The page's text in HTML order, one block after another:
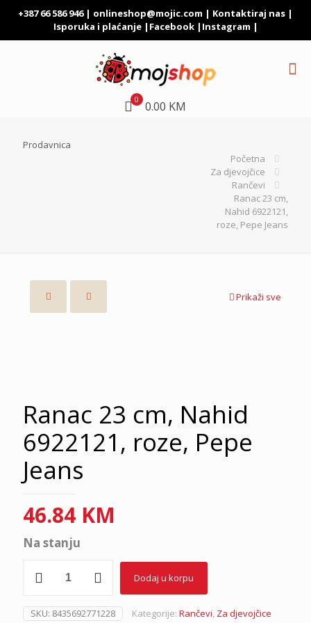
+387 66 586 946 | onlineshop@mojic.com | Kontaktiraj nas |
Isporuka i plaćanje| Facebook| Instagram |
0 0.00 KM
Prodavnica
Početna
Za djevojčice
Rančevi
Ranac 23 cm,
Nahid 6922121,
roze, Pepe Jeans
Prikaži sve
Ranac 23 cm, Nahid
6922121, roze, Pepe
Jeans
46.84 KM
Na stanju
Nahid
6922121,
Dodaj u korpu
SKU: 8435692771228 Kategorije: Rančevi, Za djevojčice